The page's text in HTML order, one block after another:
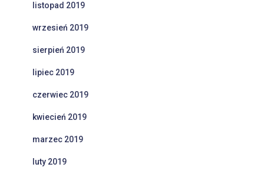
listopad 2019
wrzesień 2019
sierpień 2019
lipiec 2019
czerwiec 2019
kwiecień 2019
marzec 2019
luty 2019